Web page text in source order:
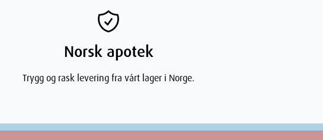
Norsk apotek
Trygg og rask levering fra vårt lager i Norge.